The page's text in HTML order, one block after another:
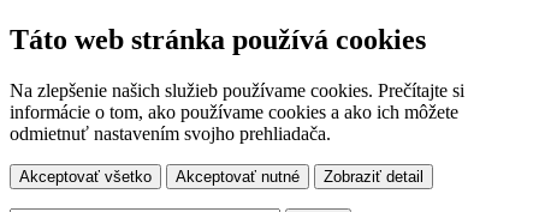
Táto web stránka používá cookies
Na zlepšenie našich služieb používame cookies. Prečítajte si
informácie o tom, ako používame cookies a ako ich môžete
odmietnuť nastavením svojho prehliadača.
Akceptovať všetko Akceptovať nutné Zobraziť detail